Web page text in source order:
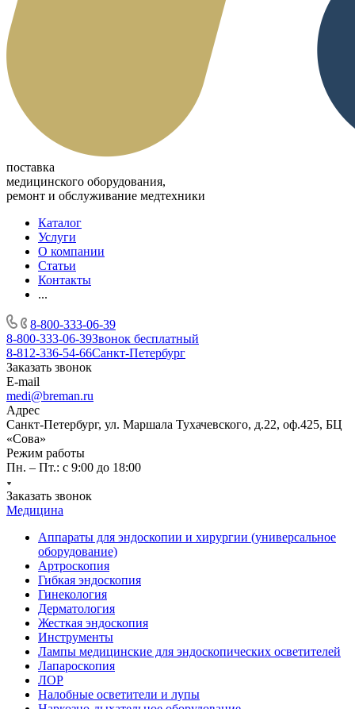
поставка
медицинского оборудования,
ремонт и обслуживание медтехники
Каталог
Услуги
О компании
Статьи
Контакты
...
8-800-333-06-39
8-800-333-06-39Звонок бесплатный
8-812-336-54-66Санкт-Петербург
Заказать звонок
E-mail
medi@breman.ru
Адрес
Санкт-Петербург, ул. Маршала Тухачевского, д.22, оф.425, БЦ
«Сова»
Режим работы
Пн. – Пт.: с 9:00 до 18:00
Заказать звонок
Медицина
Аппараты для эндоскопии и хирургии (универсальное
оборудование)
Артроскопия
Гибкая эндоскопия
Гинекология
Дерматология
Жесткая эндоскопия
Инструменты
Лампы медицинские для эндоскопических осветителей
Лапароскопия
ЛОР
Налобные осветители и лупы